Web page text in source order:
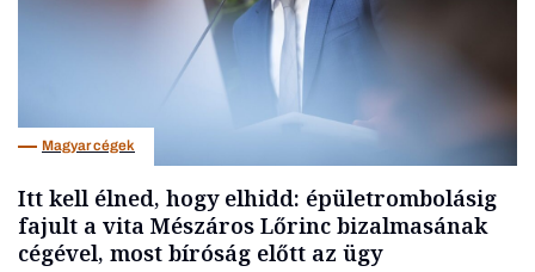
Magyar cégek
Itt kell élned, hogy elhidd: épületrombolásig
fajult a vita Mészáros Lőrinc bizalmasának
cégével, most bíróság előtt az ügy